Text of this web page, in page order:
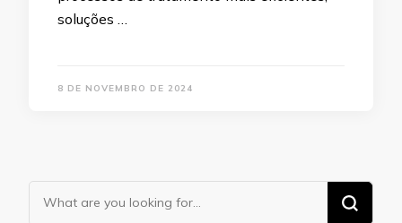
soluções …
8 DE NOVEMBRO DE 2024
Looking